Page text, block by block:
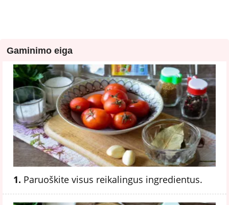
Gaminimo eiga
1. Paruoškite visus reikalingus ingredientus.